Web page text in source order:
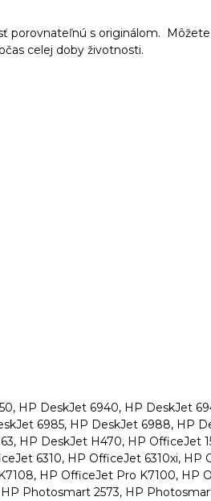
porovnateľnú s originálom.
celej doby životnosti.
HP DeskJet 6940, HP DeskJet
6985, HP DeskJet 6988, HP
HP DeskJet H470, HP
6310, HP OfficeJet 6310xi, HP
HP OfficeJet Pro K7100, HP
Photosmart 2573, HP